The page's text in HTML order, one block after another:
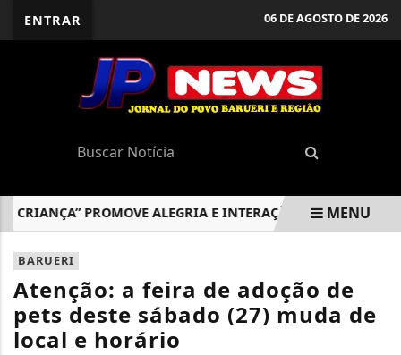
ENTRAR 06 DE AGOSTO DE 2026
PROMOVE ALEGRIA E INTERAÇÃO PARA FAMÍLIAS
EM ALTA
MENU
BARUERI
Atenção: a feira de adoção de
pets deste sábado (27) muda de
local e horário